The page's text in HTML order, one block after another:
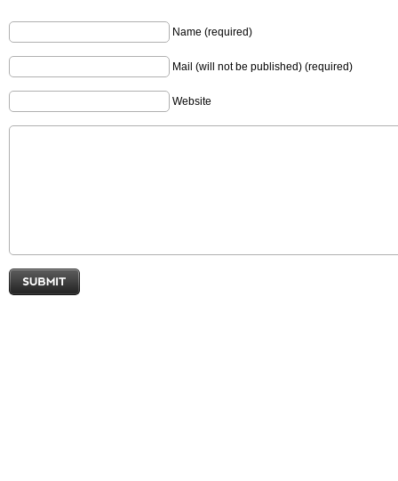
Name (required)
Mail (will not be published) (required)
Website